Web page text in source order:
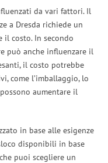
da vari fattori. Il
a Dresda richiede un
costo. In secondo
può anche influenzare il
il costo potrebbe
come l’imballaggio, lo
aumentare il
in base alle esigenze
disponibili in base
puoi scegliere un